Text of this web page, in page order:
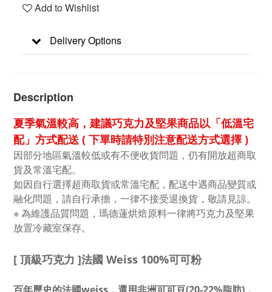
Add to Wishlist
Delivery Options
Description
夏季氣溫較高，建議巧克力及堅果商品以「低溫宅
配」方式配送 ( 下單時請特別注意配送方式選擇 )
因部分地區氣溫較低或有不便收貨問題，仍有開放超商取
貨及常溫宅配。
如因自行選擇超商取貨或常溫宅配，配送中遇商品變質或
融化問題，請自行承擔，一律不接受退換貨，敬請見諒。
※ 為維護品質問題，瑪德蓮烘焙原料一律將巧克力及堅果
放置冷藏室保存。
[ 頂級巧克力 ]法國 Weiss 100%可可粉